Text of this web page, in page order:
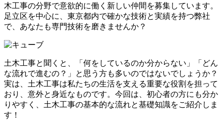
木工事の分野で意欲的に働く新しい仲間を募集しています。
足立区を中心に、東京都内で確かな技術と実績を持つ弊社
で、あなたも専門技術を磨きませんか？
土木工事と聞くと、「何をしているのか分からない」「どん
な流れで進むの？」と思う方も多いのではないでしょうか？
実は、土木工事は私たちの生活を支える重要な役割を担って
おり、意外と身近なものです。今回は、初心者の方にも分か
りやすく、土木工事の基本的な流れと基礎知識をご紹介しま
す！